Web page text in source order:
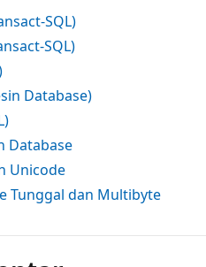
SQL)
SQL)
Database)
Database
Unicode
Tunggal dan Multibyte